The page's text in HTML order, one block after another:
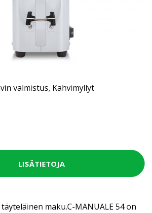
valmistus, Kahvimyllyt
LISÄTIETOJA
maku.C-MANUALE 54 on